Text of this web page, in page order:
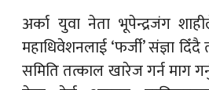
अर्का युवा नेता भूपेन्द्रजंग
महाधिवेशनलाई ‘फर्जी’ संज्ञा
समिति तत्काल खारेज गर्न माग